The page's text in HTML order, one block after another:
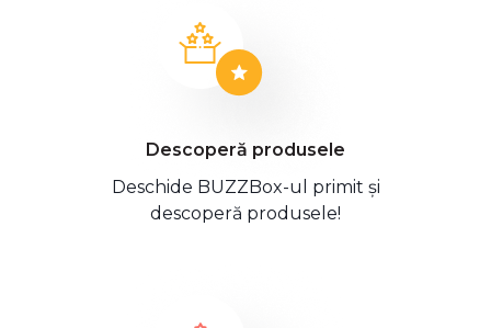
Descoperă produsele
Deschide BUZZBox-ul primit și
descoperă produsele!